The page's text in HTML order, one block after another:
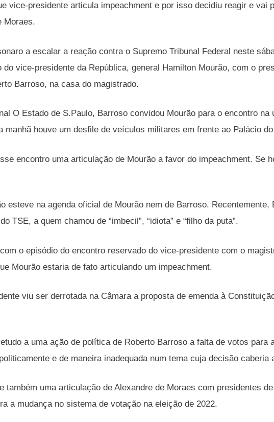
vice-presidente articula impeachment e por isso decidiu reagir e vai
Moraes.
a escalar a reação contra o Supremo Tribunal Federal neste
do vice-presidente da República, general Hamilton Mourão, com o
Barroso, na casa do magistrado.
O Estado de S.Paulo, Barroso convidou Mourão para o encontro na
manhã houve um desfile de veículos militares em frente ao Palácio
encontro uma articulação de Mourão a favor do impeachment. Se
esteve na agenda oficial de Mourão nem de Barroso.
TSE, a quem chamou de “imbecil”, “idiota” e “filho da puta”.
o episódio do encontro reservado do vice-presidente com o
Mourão estaria de fato articulando um impeachment.
viu ser derrotada na Câmara a proposta de emenda à
a uma ação de política de Roberto Barroso a falta de votos para
e de maneira inadequada num tema cuja decisão caberia
também uma articulação de Alexandre de Moraes com presidentes
a mudança no sistema de votação na eleição de 2022.